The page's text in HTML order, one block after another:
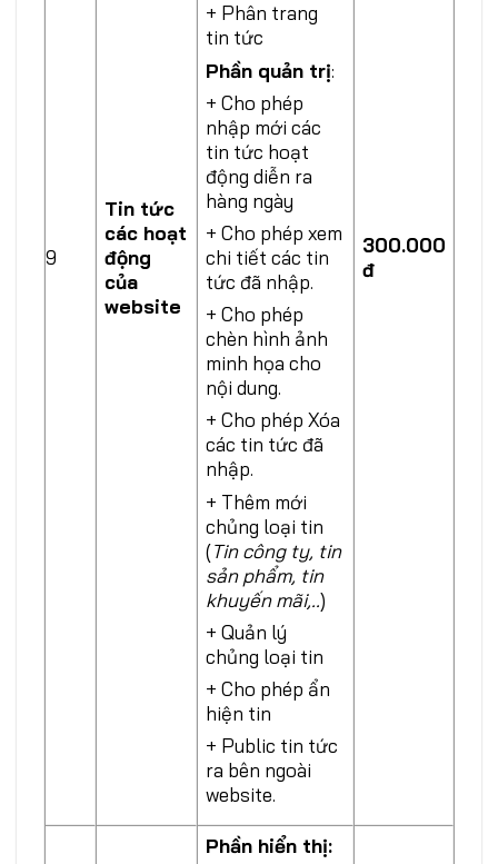
9
Tin tức
các hoạt
động
của
website
+ Phân trang
tin tức
Phần quản trị:
+ Cho phép
nhập mới các
tin tức hoạt
động diễn ra
hàng ngày
+ Cho phép xem
chi tiết các tin
tức đã nhập.
+ Cho phép
chèn hình ảnh
minh họa cho
nội dung.
+ Cho phép Xóa
các tin tức đã
nhập.
+ Thêm mới
chủng loại tin
(Tin công ty, tin
sản phẩm, tin
khuyến mãi,..)
+ Quản lý
chủng loại tin
+ Cho phép ẩn
hiện tin
+ Public tin tức
ra bên ngoài
website.
300.000
đ
Phần hiển thị: